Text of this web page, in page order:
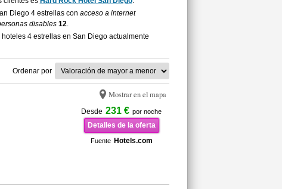
Diego 4 estrellas con acceso a internet
disables 12.
4 estrellas en San Diego actualmente
Ordenar por
Mostrar en el mapa
Desde 231 € por noche
Detalles de la oferta
Fuente Hotels.com